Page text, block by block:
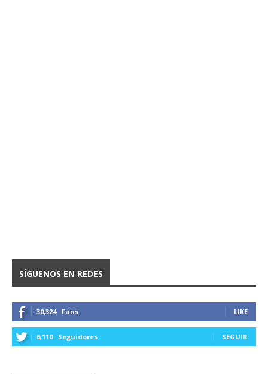
SÍGUENOS EN REDES
30,324 Fans LIKE
6,110 Seguidores SEGUIR